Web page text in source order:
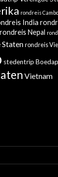
rondreis
India
rondreis Nepal
Statenrondreis
stedentrip
Vietnam